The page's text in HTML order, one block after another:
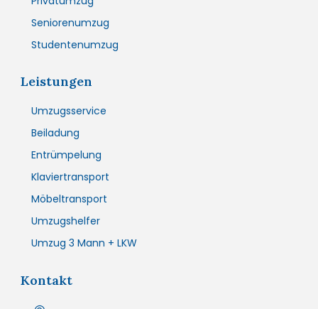
Seniorenumzug
Studentenumzug
Leistungen
Umzugsservice
Beiladung
Entrümpelung
Klaviertransport
Möbeltransport
Umzugshelfer
Umzug 3 Mann + LKW
Kontakt